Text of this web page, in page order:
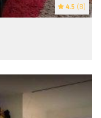
4.5 (8)